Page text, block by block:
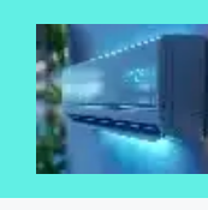
tartalomba